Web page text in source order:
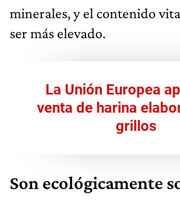
minerales, y el contenido
ser más elevado.
La Unión Europea
venta de harina
grillos
Son ecológicamente